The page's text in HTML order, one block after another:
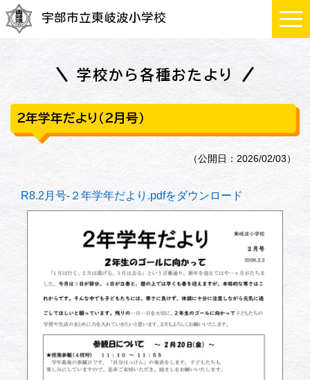
宇部市立東岐波小学校
学校から各種おたより
２年学年だより（２月号）
（公開日：2026/02/03）
R8.2月号-２年学年だより.pdfをダウンロード